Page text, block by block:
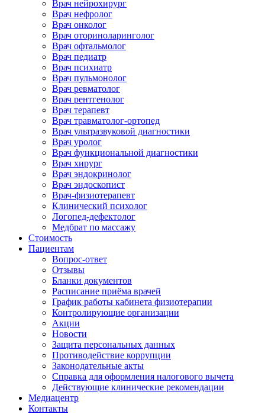
Врач нейрохирург
Врач нефролог
Врач онколог
Врач оториноларинголог
Врач офтальмолог
Врач педиатр
Врач психиатр
Врач пульмонолог
Врач ревматолог
Врач рентгенолог
Врач терапевт
Врач травматолог-ортопед
Врач ультразвуковой диагностики
Врач уролог
Врач функциональной диагностики
Врач хирург
Врач эндокринолог
Врач эндоскопист
Врач-физиотерапевт
Клинический психолог
Логопед-дефектолог
Медбрат по массажу
Стоимость
Пациентам
Вопрос-ответ
Отзывы
Бланки документов
Расписание приёма врачей
График работы кабинета физиотерапии
Контролирующие организации
Акции
Новости
Защита персональных данных
Противодействие коррупции
Законодательные акты
Справка для оформления налогового вычета
Действующие клинические рекомендации
Медиацентр
Контакты